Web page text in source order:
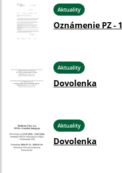
Aktuality
Oznámenie PZ - 1
Aktuality
Dovolenka
Aktuality
Dovolenka